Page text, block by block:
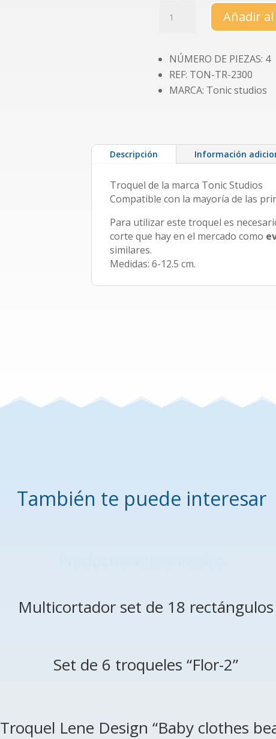
Sweet
Añadir
NÚMERO DE PIEZAS: 4
REF: TON-TR-2300
MARCA: Tonic studios
Descripción Información
Troquel de la marca Tonic Studios
Compatible con la mayoría de las
Para utilizar este troquel es
corte que hay en el mercado como
similares.
Medidas: 6-12.5 cm.
También te puede interesar
Multicortador set de 18 rectángulos
Set de 6 troqueles “Flor-2”
Troquel Lene Design “Baby clothes